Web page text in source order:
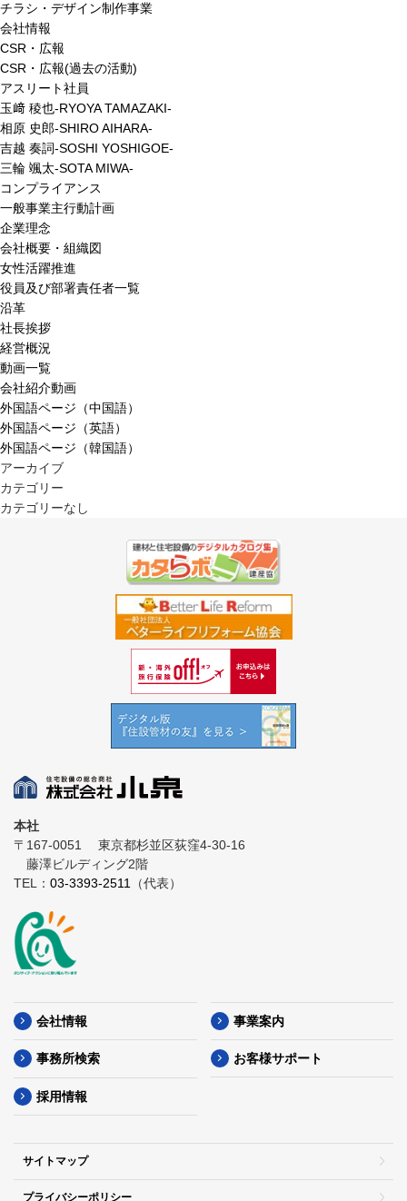
チラシ・デザイン制作事業
会社情報
CSR・広報
CSR・広報(過去の活動)
アスリート社員
玉﨑 稜也-RYOYA TAMAZAKI-
相原 史郎-SHIRO AIHARA-
吉越 奏詞-SOSHI YOSHIGOE-
三輪 颯太-SOTA MIWA-
コンプライアンス
一般事業主行動計画
企業理念
会社概要・組織図
女性活躍推進
役員及び部署責任者一覧
沿革
社長挨拶
経営概況
動画一覧
会社紹介動画
外国語ページ（中国語）
外国語ページ（英語）
外国語ページ（韓国語）
アーカイブ
カテゴリー
カテゴリーなし
本社
〒167-0051
東京都杉並区荻窪4-30-16
藤澤ビルディング2階
TEL： 03-3393-2511 （代表）
会社情報 事業案内
事務所検索 お客様サポート
採用情報
サイトマップ
プライバシーポリシー